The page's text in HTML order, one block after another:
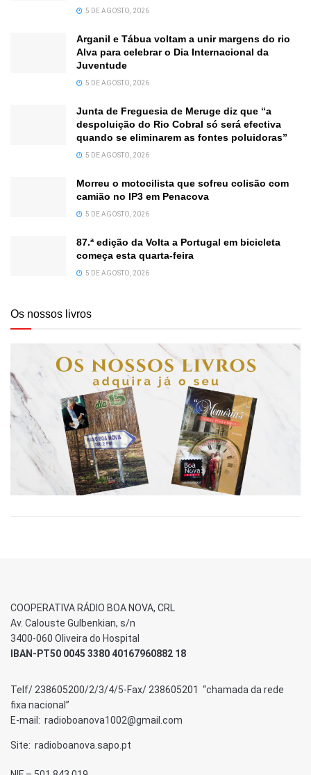
5 DE AGOSTO, 2026
Arganil e Tábua voltam a unir margens do rio
Alva para celebrar o Dia Internacional da
Juventude
5 DE AGOSTO, 2026
Junta de Freguesia de Meruge diz que “a
despoluição do Rio Cobral só será efectiva
quando se eliminarem as fontes poluidoras”
5 DE AGOSTO, 2026
Morreu o motocilista que sofreu colisão com
camião no IP3 em Penacova
5 DE AGOSTO, 2026
87.ª edição da Volta a Portugal em bicicleta
começa esta quarta-feira
5 DE AGOSTO, 2026
Os nossos livros
COOPERATIVA RÁDIO BOA NOVA, CRL
Av. Calouste Gulbenkian, s/n
3400-060 Oliveira do Hospital
IBAN-PT50 0045 3380 40167960882 18
Telf/ 238605200/2/3/4/5-Fax/ 238605201 “chamada da rede
fixa nacional”
E-mail: radioboanova1002@gmail.com
Site: radioboanova.sapo.pt